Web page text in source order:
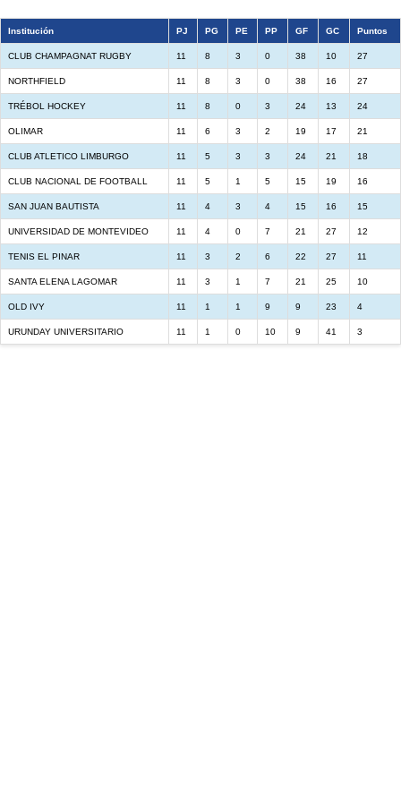
Institución PJ PG PE PP GF GC Puntos
CLUB CHAMPAGNAT RUGBY 11 8 3 0 38 10 27
NORTHFIELD 11 8 3 0 38 16 27
TRÉBOL HOCKEY 11 8 0 3 24 13 24
OLIMAR 11 6 3 2 19 17 21
CLUB ATLETICO LIMBURGO 11 5 3 3 24 21 18
CLUB NACIONAL DE FOOTBALL 11 5 1 5 15 19 16
SAN JUAN BAUTISTA 11 4 3 4 15 16 15
UNIVERSIDAD DE MONTEVIDEO 11 4 0 7 21 27 12
TENIS EL PINAR 11 3 2 6 22 27 11
SANTA ELENA LAGOMAR 11 3 1 7 21 25 10
OLD IVY 11 1 1 9 9 23 4
URUNDAY UNIVERSITARIO 11 1 0 10 9 41 3